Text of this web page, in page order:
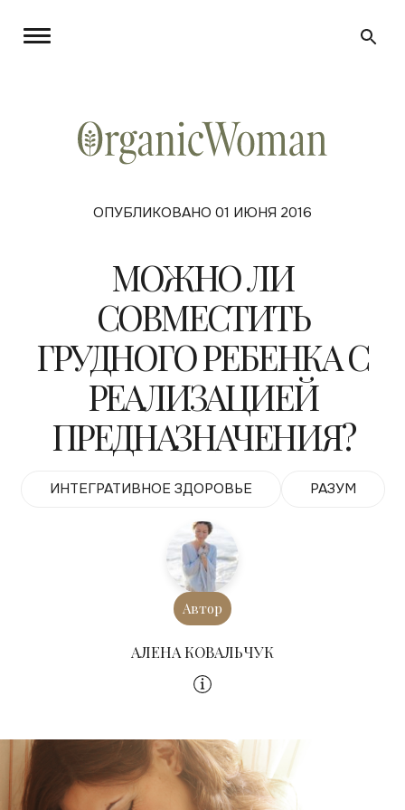
ОПУБЛИКОВАНО 01 ИЮНЯ 2016
МОЖНО ЛИ
СОВМЕСТИТЬ
ГРУДНОГО РЕБЕНКА С
РЕАЛИЗАЦИЕЙ
ПРЕДНАЗНАЧЕНИЯ?
ИНТЕГРАТИВНОЕ ЗДОРОВЬЕ РАЗУМ
Автор
АЛЕНА КОВАЛЬЧУК